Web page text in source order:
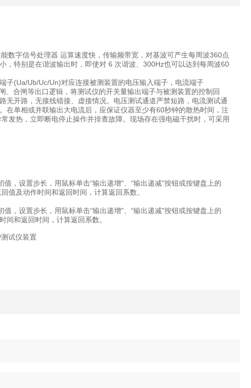
字信号处理器 运算速度快，传输频带宽，对基波可产生每周波360点
，特别是在谐波输出时，即使对 6 次谐波、300Hz也可以达到每周波60
子(Ua/Ub/Uc/Un)对应连接被测装置的电压输入端子，电流端子
合闸等出口逻辑，将测试仪的开关量输出端子与被测装置的控制回
开路，无接线错接、虚接情况。电压测试通道严禁短路，电流测试通
单相或并联输出大电流后，应保证仪器至少有60秒钟的散热时间，注
发热，立即断电停止操作并排查故障。现场存在强电磁干扰时，可采用
，设置步长，用鼠标单击“输出递增"、“输出递减"按钮或按键盘上的
值及动作时间和返回时间，计算返回系数。
，设置步长，用鼠标单击“输出递增"、“输出递减"按钮或按键盘上的
和返回时间，计算返回系数。